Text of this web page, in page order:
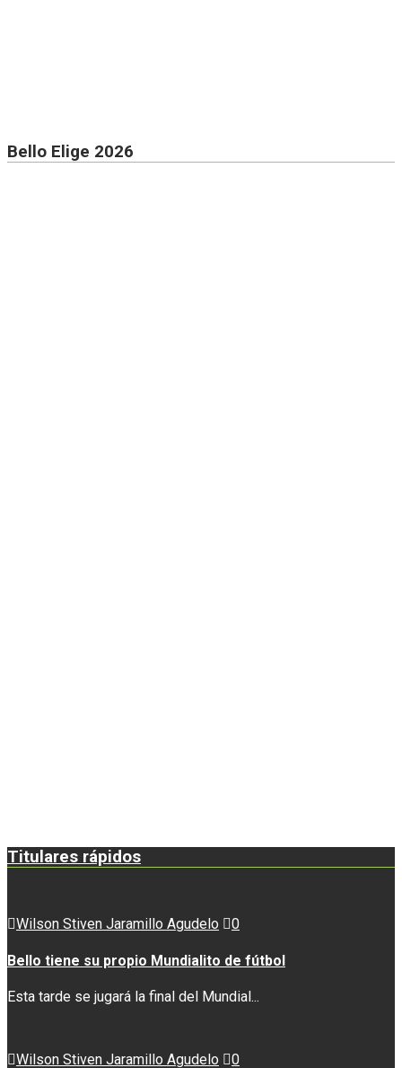
Bello Elige 2026
Titulares rápidos
Wilson Stiven Jaramillo Agudelo 0
Bello tiene su propio Mundialito de fútbol
Esta tarde se jugará la final del Mundial...
Wilson Stiven Jaramillo Agudelo 0